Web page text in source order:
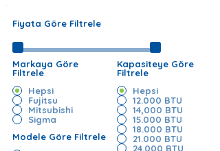
Fiyata Göre Filtrele
Markaya Göre
Filtrele
Hepsi
Fujitsu
Mitsubishi
Sigma
Modele Göre Filtrele
Kapasiteye Göre
Filtrele
Hepsi
12.000 BTU
14,000 BTU
15.000 BTU
18.000 BTU
21.000 BTU
24.000 BTU